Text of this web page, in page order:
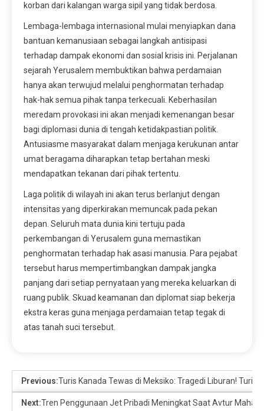
korban dari kalangan warga sipil yang tidak berdosa.
Lembaga-lembaga internasional mulai menyiapkan dana
bantuan kemanusiaan sebagai langkah antisipasi
terhadap dampak ekonomi dan sosial krisis ini. Perjalanan
sejarah Yerusalem membuktikan bahwa perdamaian
hanya akan terwujud melalui penghormatan terhadap
hak-hak semua pihak tanpa terkecuali. Keberhasilan
meredam provokasi ini akan menjadi kemenangan besar
bagi diplomasi dunia di tengah ketidakpastian politik.
Antusiasme masyarakat dalam menjaga kerukunan antar
umat beragama diharapkan tetap bertahan meski
mendapatkan tekanan dari pihak tertentu.
Laga politik di wilayah ini akan terus berlanjut dengan
intensitas yang diperkirakan memuncak pada pekan
depan. Seluruh mata dunia kini tertuju pada
perkembangan di Yerusalem guna memastikan
penghormatan terhadap hak asasi manusia. Para pejabat
tersebut harus mempertimbangkan dampak jangka
panjang dari setiap pernyataan yang mereka keluarkan di
ruang publik. Skuad keamanan dan diplomat siap bekerja
ekstra keras guna menjaga perdamaian tetap tegak di
atas tanah suci tersebut.
Previous:Turis Kanada Tewas di Meksiko: Tragedi Liburan!
Next:Tren Penggunaan Jet Pribadi Meningkat Saat Avtur Mahal